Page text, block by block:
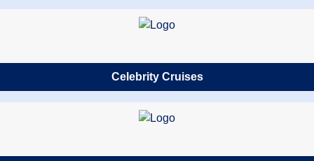
Celebrity Cruises